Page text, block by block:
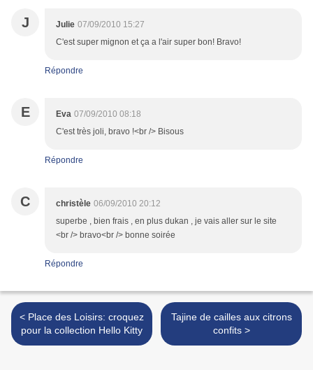
J Julie 07/09/2010 15:27
C'est super mignon et ça a l'air super bon! Bravo!
Répondre
E Eva 07/09/2010 08:18
C'est très joli, bravo !<br /> Bisous
Répondre
C christèle 06/09/2010 20:12
superbe , bien frais , en plus dukan , je vais aller sur le site
<br /> bravo<br /> bonne soirée
Répondre
< Place des Loisirs: croquez
pour la collection Hello Kitty
Tajine de cailles aux citrons
confits >